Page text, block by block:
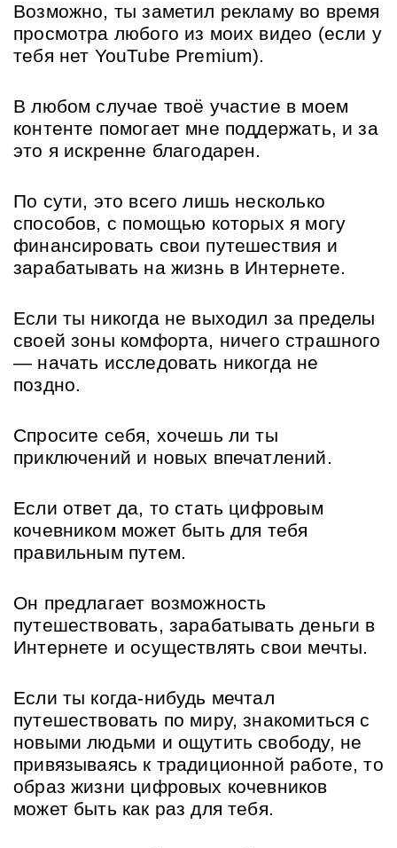
Возможно, ты заметил рекламу во время
просмотра любого из моих видео (если у
тебя нет YouTube Premium).
В любом случае твоё участие в моем
контенте помогает мне поддержать, и за
это я искренне благодарен.
По сути, это всего лишь несколько
способов, с помощью которых я могу
финансировать свои путешествия и
зарабатывать на жизнь в Интернете.
Если ты никогда не выходил за пределы
своей зоны комфорта, ничего страшного
— начать исследовать никогда не
поздно.
Спросите себя, хочешь ли ты
приключений и новых впечатлений.
Если ответ да, то стать цифровым
кочевником может быть для тебя
правильным путем.
Он предлагает возможность
путешествовать, зарабатывать деньги в
Интернете и осуществлять свои мечты.
Если ты когда-нибудь мечтал
путешествовать по миру, знакомиться с
новыми людьми и ощутить свободу, не
привязываясь к традиционной работе, то
образ жизни цифровых кочевников
может быть как раз для тебя.